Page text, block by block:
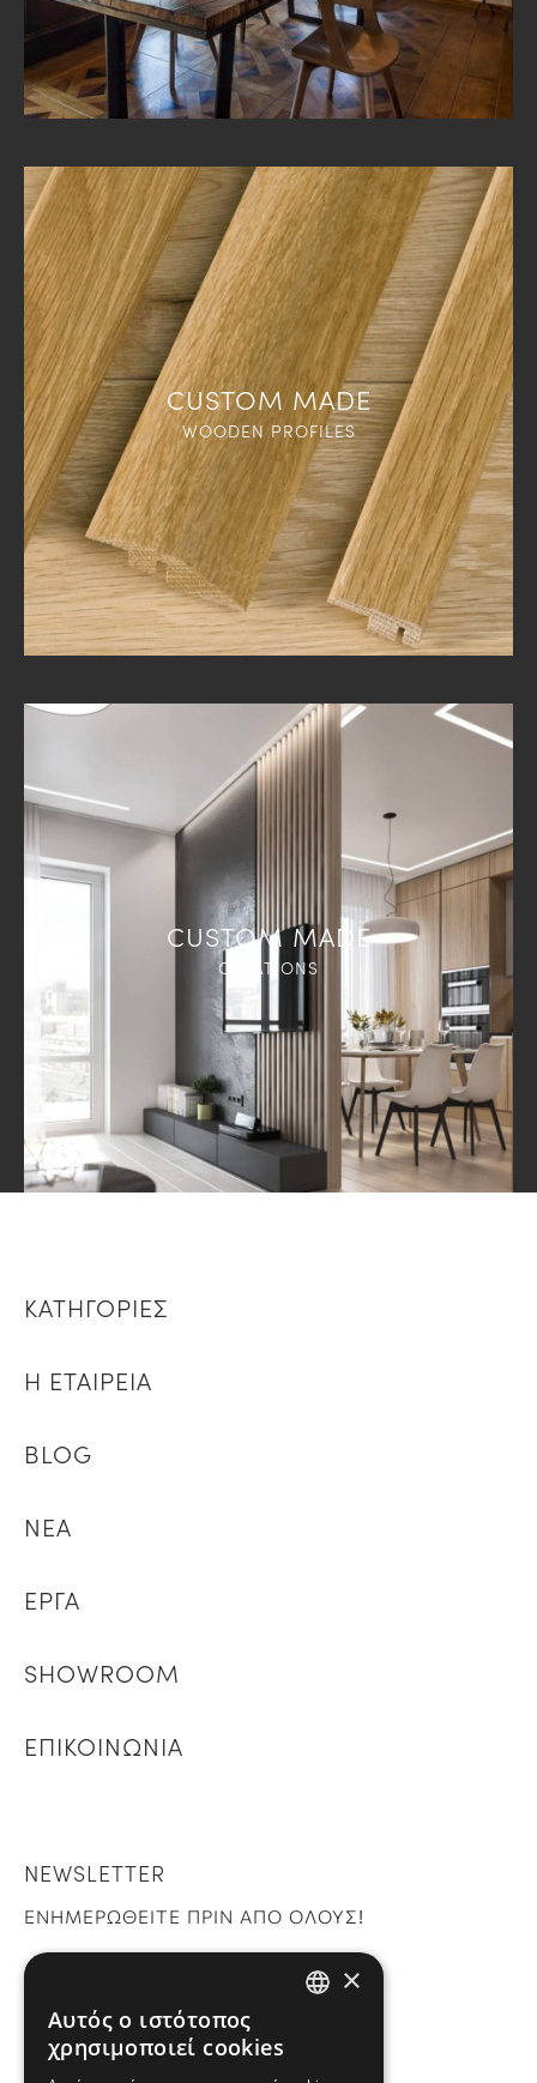
CUSTOM MADE
WOODEN PROFILES
CUSTOM MADE
CREATIONS
ΚΑΤΗΓΟΡΙΕΣ
Η ΕΤΑΙΡΕΙΑ
BLOG
ΝΕΑ
ΕΡΓΑ
SHOWROOM
ΕΠΙΚΟΙΝΩΝΙΑ
NEWSLETTER
ΕΝΗΜΕΡΩΘΕΙΤΕ ΠΡΙΝ ΑΠΟ ΟΛΟΥΣ!
×
Αυτός ο ιστότοπος
χρησιμοποιεί cookies